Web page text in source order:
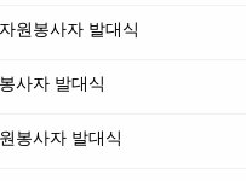
원봉사자 발대식
사자 발대식
봉사자 발대식